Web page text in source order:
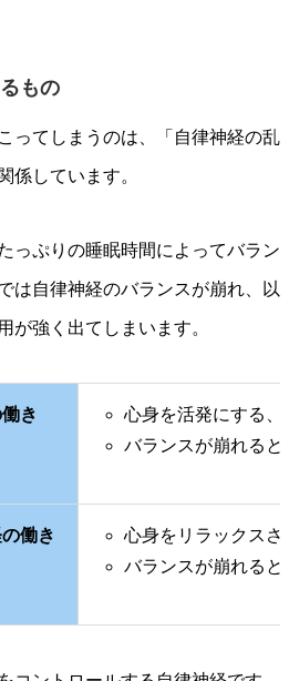
もの
ってしまうのは、「自律神経の乱
係しています。
っぷりの睡眠時間によってバラン
は自律神経のバランスが崩れ、以
が強く出てしまいます。
き
心身を活発にする
バランスが崩れる
働き
心身をリラックス
バランスが崩れる